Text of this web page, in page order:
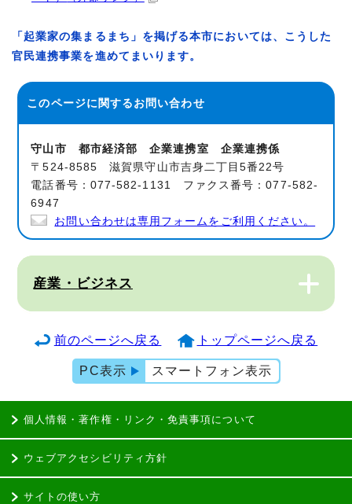
「起業家の集まるまち」を掲げる本市においては、こうした
官民連携事業を進めてまいります。
このページに関するお問い合わせ
守山市 都市経済部 企業連携室 企業連携係
〒524-8585 滋賀県守山市吉身二丁目5番22号
電話番号：077-582-1131 ファクス番号：077-582-
6947
お問い合わせは専用フォームをご利用ください。
産業・ビジネス
前のページへ戻る トップページへ戻る
PC表示 スマートフォン表示
個人情報・著作権・リンク・免責事項について
ウェブアクセシビリティ方針
サイトの使い方